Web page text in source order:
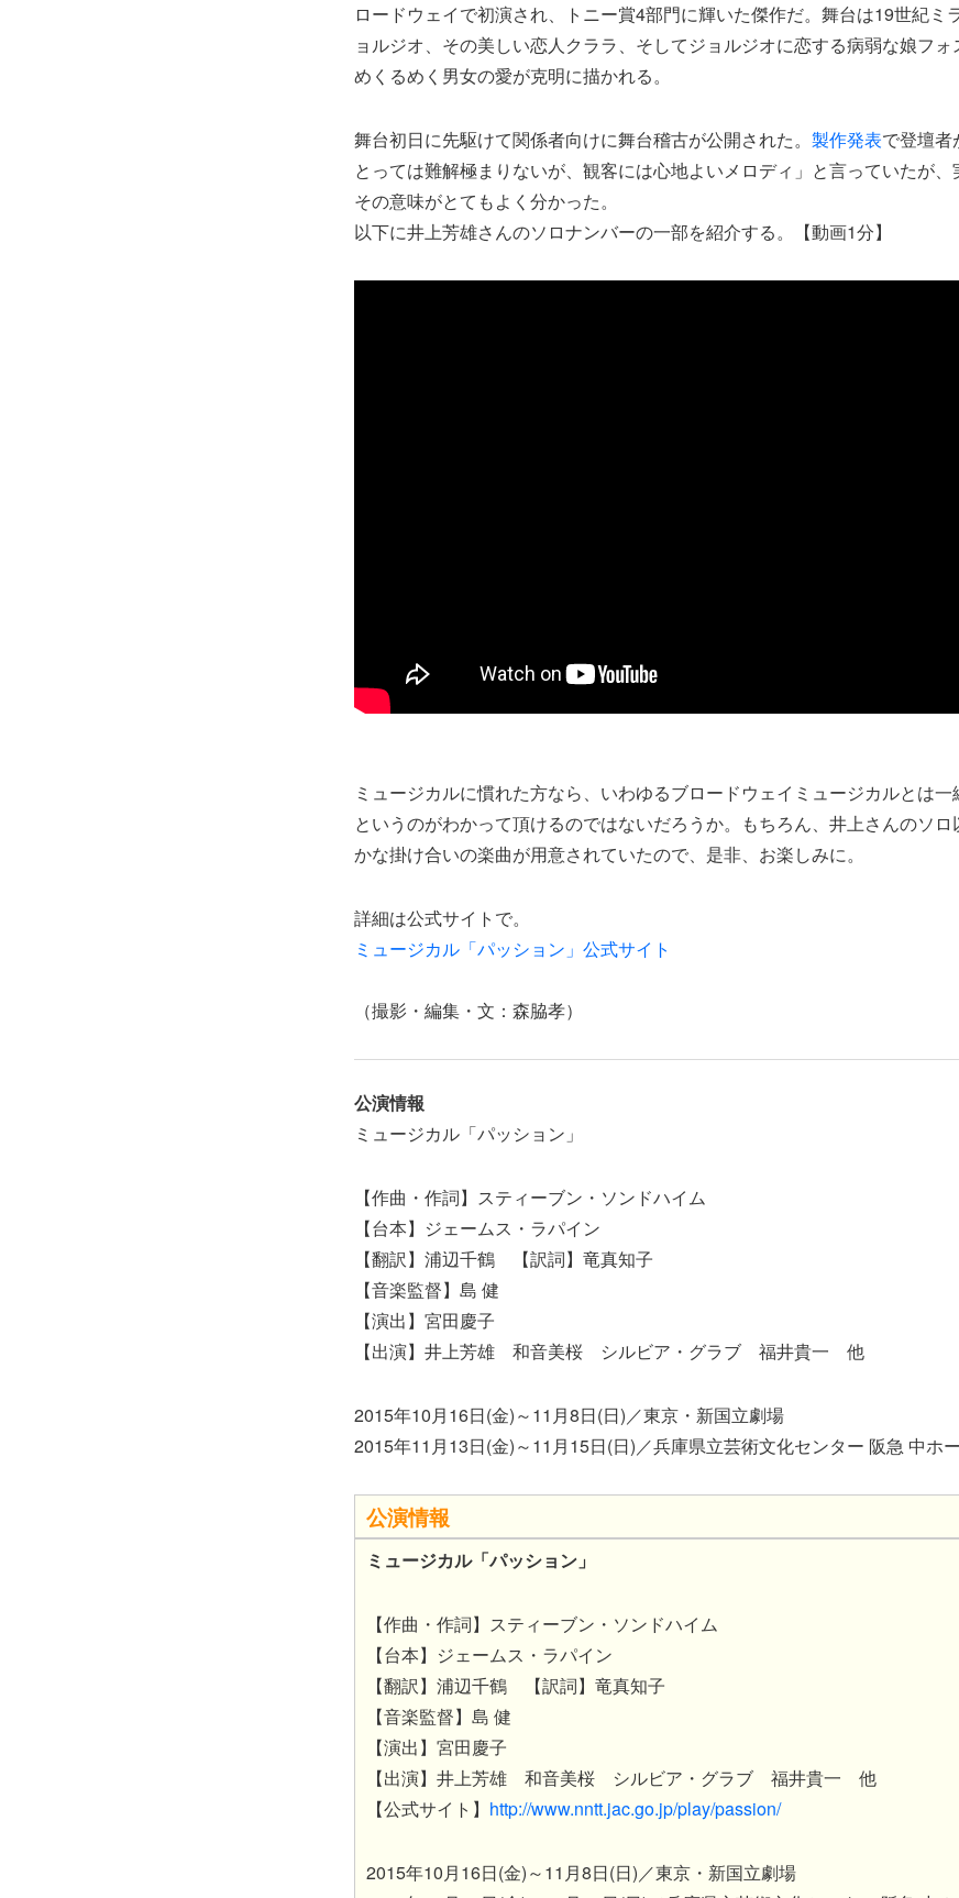
ロードウェイで初演され、トニー賞4部門に輝いた傑作だ。舞台は19世紀ミ
ョルジオ、その美しい恋人クララ、そしてジョルジオに恋する病弱な娘フォ
めくるめく男女の愛が克明に描かれる。
舞台初日に先駆けて関係者向けに舞台稽古が公開された。 製作発表で登壇者
とっては難解極まりないが、観客には心地よいメロディ」と言っていたが
その意味がとてもよく分かった。
以下に井上芳雄さんのソロナンバーの一部を紹介する。【動画1分】
ミュージカルに慣れた方なら、いわゆるブロードウェイミュージカルとは
というのがわかって頂けるのではないだろうか。もちろん、井上さんのソ
かな掛け合いの楽曲が用意されていたので、是非、お楽しみに。
詳細は公式サイトで。
ミュージカル「パッション」公式サイト
（撮影・編集・文：森脇孝）
公演情報
ミュージカル「パッション」
【作曲・作詞】スティーブン・ソンドハイム
【台本】ジェームス・ラパイン
【翻訳】浦辺千鶴 【訳詞】竜真知子
【音楽監督】島 健
【演出】宮田慶子
【出演】井上芳雄 和音美桜 シルビア・グラブ 福井貴一 他
2015年10月16日(金)～11月8日(日)／東京・新国立劇場
2015年11月13日(金)～11月15日(日)／兵庫県立芸術文化センター 阪急 中ホ
公演情報
ミュージカル「パッション」
【作曲・作詞】スティーブン・ソンドハイム
【台本】ジェームス・ラパイン
【翻訳】浦辺千鶴 【訳詞】竜真知子
【音楽監督】島 健
【演出】宮田慶子
【出演】井上芳雄 和音美桜 シルビア・グラブ 福井貴一 他
【公式サイト】 http://www.nntt.jac.go.jp/play/passion/​
2015年10月16日(金)～11月8日(日)／東京・新国立劇場